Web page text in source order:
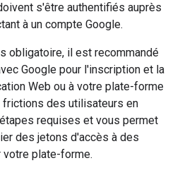
s'être authentifiés auprès
à un compte Google.
obligatoire, il est recommandé
Google pour l'inscription et la
Web ou à votre plate-forme
frictions des utilisateurs en
requises et vous permet
des jetons d'accès à des
plate-forme.